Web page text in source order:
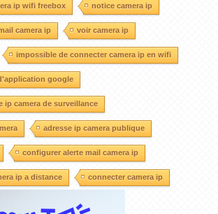
ip wifi freebox notice camera ip
camera ip voir camera ip
impossible de connecter camera ip en wifi
google
ip camera de surveillance
adresse ip camera publique
configurer alerte mail camera ip
ip a distance connecter camera ip